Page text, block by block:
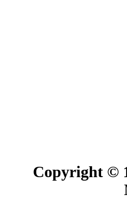
Copyright ©